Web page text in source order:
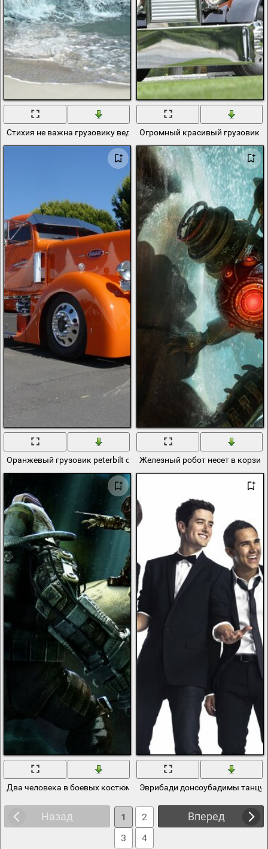
Стихия не важна грузовику ведь он прошел через всю реку
Огромный красивый грузовик
Оранжевый грузовик peterbilt с оранжевой кабиной
Железный робот несет в
Два человека в боевых костюмах, один стоит на шаре
Эврибади донсоубадимы
Назад Вперед
1
2
3
4